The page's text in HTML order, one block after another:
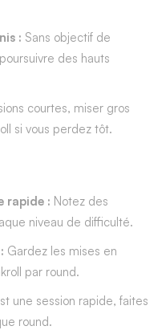
: Sans objectif de
des hauts
courtes, miser gros
si vous perdez tôt.
rapide : Notez des
niveau de difficulté.
Gardez les mises en
par round.
une session rapide, faites
round.